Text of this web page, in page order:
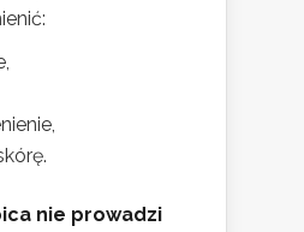
nie prowadzi